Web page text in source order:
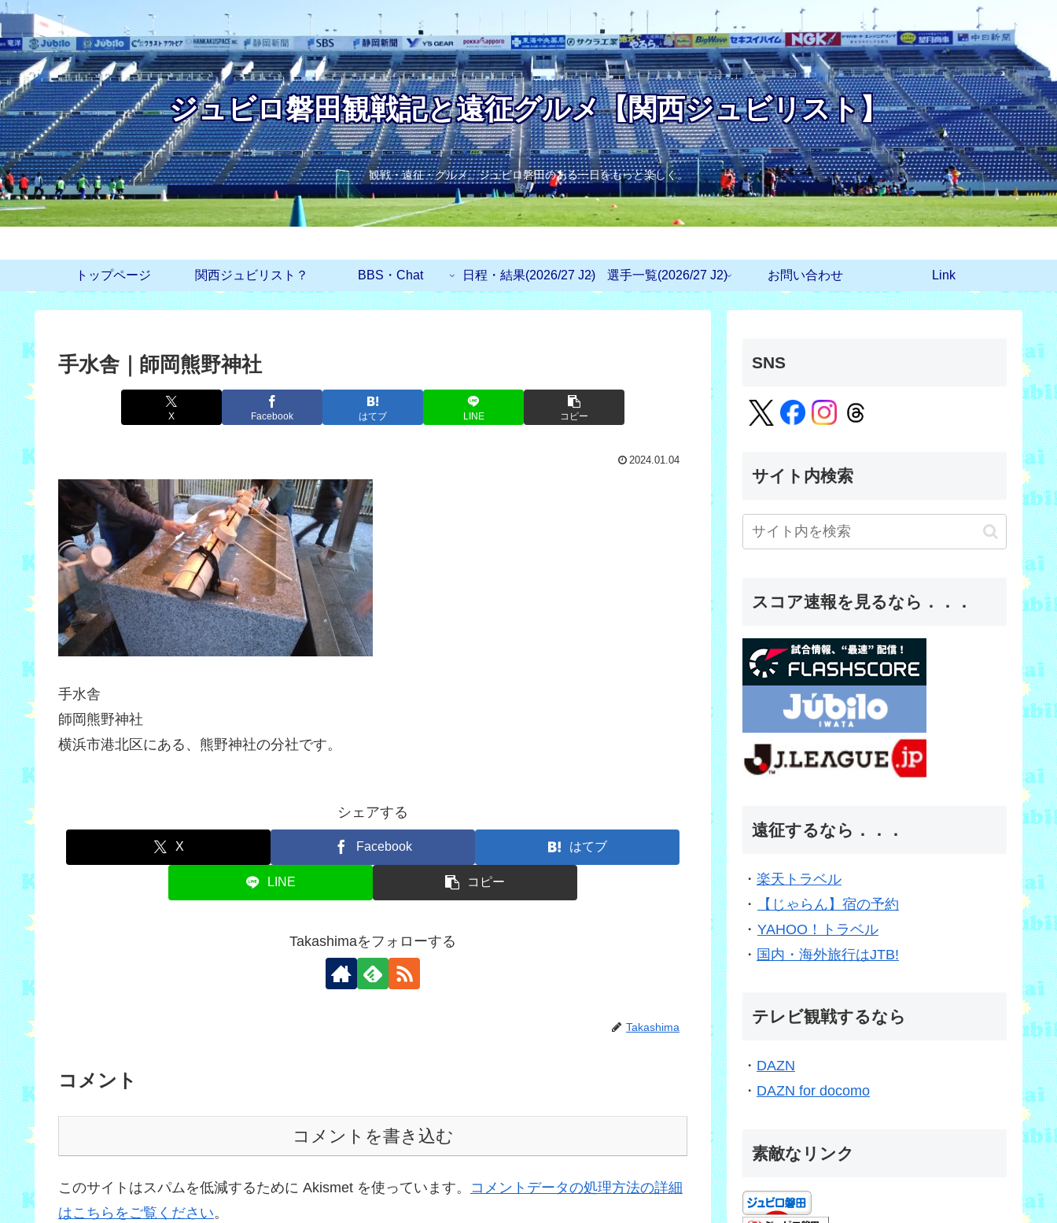
ジュビロ磐田観戦記と遠征グルメ【関西ジュビリスト】
観戦・遠征・グルメ。ジュビロ磐田のある一日をもっと楽しく。
トップページ 関西ジュビリスト？ BBS・Chat 日程・結果(2026/27 J2) 選手一覧(2026/27 J2) お問い合わせ Link
手水舎｜師岡熊野神社
X Facebook はてブ LINE コピー
2024.01.04
手水舎
師岡熊野神社
横浜市港北区にある、熊野神社の分社です。
シェアする
X Facebook はてブ
LINE コピー
Takashimaをフォローする
Takashima
コメント
コメントを書き込む
このサイトはスパムを低減するために Akismet を使っています。 コメントデータの処理方法の詳細
はこちらをご覧ください。
SNS
サイト内検索
スコア速報を見るなら．．．
遠征するなら．．．
・ 楽天トラベル
・
【じゃらん】宿の予約
・ YAHOO！トラベル
・ 国内・海外旅行はJTB!
テレビ観戦するなら
・ DAZN
・ DAZN for docomo
素敵なリンク